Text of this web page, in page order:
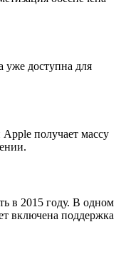
уже доступна для
получает массу
в 2015 году. В одном
включена поддержка